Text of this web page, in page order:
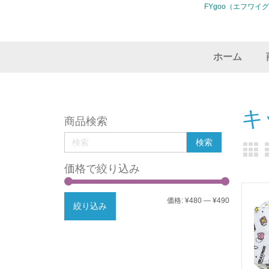
FYgoo（エフワイ
ホーム
商品検索
価格で絞り込み
最
最
絞り込み
価格: ¥480 — ¥490